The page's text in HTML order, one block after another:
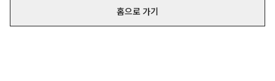
홈으로 가기